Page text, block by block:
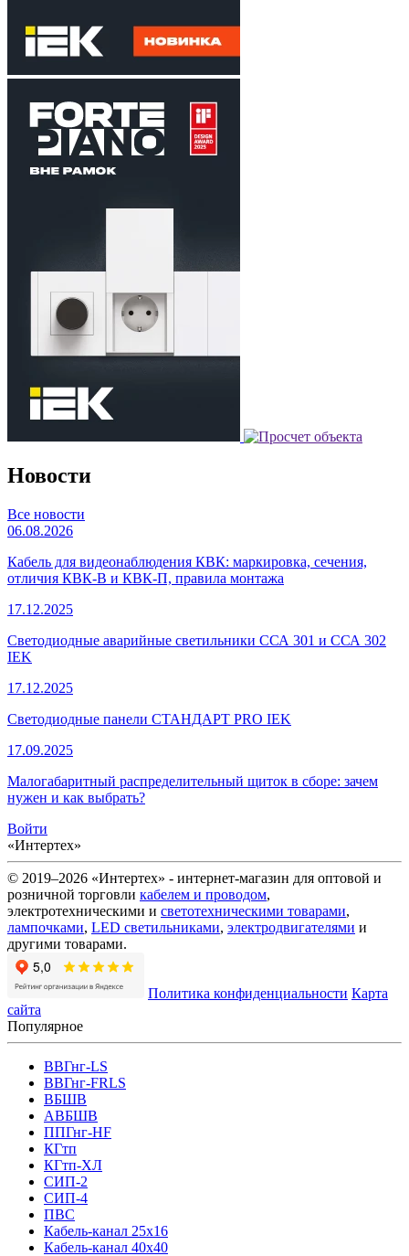
Новости
Все новости
06.08.2026
Кабель для видеонаблюдения КВК: маркировка, сечения,
отличия КВК-В и КВК-П, правила монтажа
17.12.2025
Светодиодные аварийные светильники ССА 301 и ССА 302
IEK
17.12.2025
Светодиодные панели СТАНДАРТ PRO IEK
17.09.2025
Малогабаритный распределительный щиток в сборе: зачем
нужен и как выбрать?
Войти
«Интертех»
© 2019–2026 «Интертех» - интернет-магазин для оптовой и
розничной торговли кабелем и проводом,
электротехническими и светотехническими товарами,
лампочками, LED светильниками, электродвигателями и
другими товарами.
Политика конфиденциальности Карта
сайта
Популярное
ВВГнг-LS
ВВГнг-FRLS
ВБШВ
АВБШВ
ППГнг-HF
КГтп
КГтп-ХЛ
СИП-2
СИП-4
ПВС
Кабель-канал 25х16
Кабель-канал 40х40